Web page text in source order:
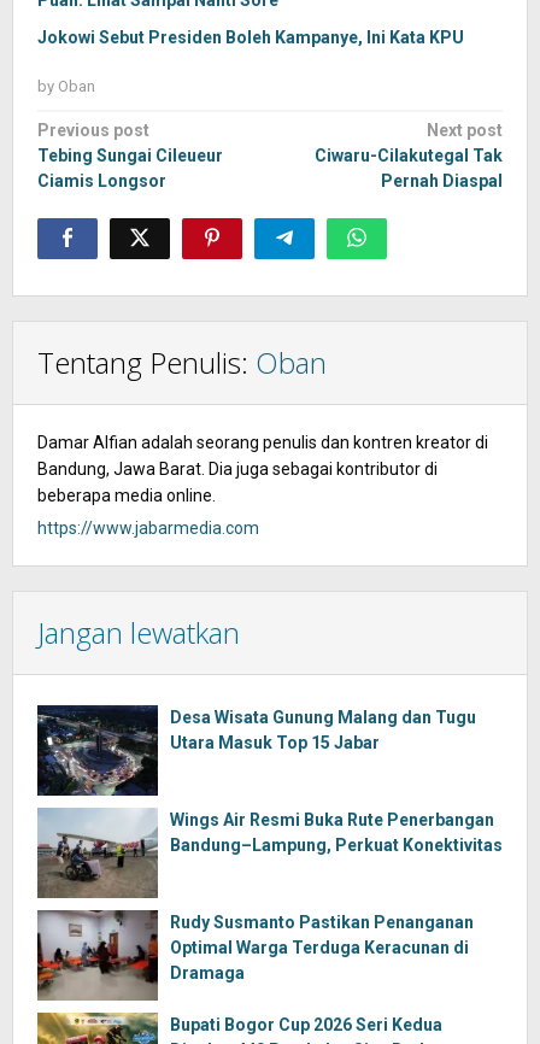
Jokowi Sebut Presiden Boleh Kampanye, Ini Kata KPU
by Oban
Post
navigation
Previous post
Tebing Sungai Cileueur
Ciamis Longsor
Next post
Ciwaru-Cilakutegal Tak
Pernah Diaspal
Tentang Penulis: Oban
Damar Alfian adalah seorang penulis dan kontren kreator di
Bandung, Jawa Barat. Dia juga sebagai kontributor di
beberapa media online.
https://www.jabarmedia.com
Jangan lewatkan
Desa Wisata Gunung Malang dan Tugu
Utara Masuk Top 15 Jabar
Wings Air Resmi Buka Rute Penerbangan
Bandung–Lampung, Perkuat Konektivitas
Rudy Susmanto Pastikan Penanganan
Optimal Warga Terduga Keracunan di
Dramaga
Bupati Bogor Cup 2026 Seri Kedua